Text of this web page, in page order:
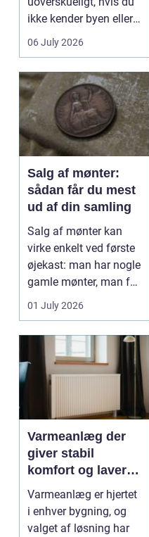
ikke kender byen eller
det lokale...
06 July 2026
Salg af mønter:
sådan får du mest
ud af din samling
Salg af mønter kan
virke enkelt ved første
øjekast: man har nogle
gamle mønter, man får
dem vurderet...
01 July 2026
Varmeanlæg der
giver stabil
komfort og lavere
energiregning
Varmeanlæg er hjertet
i enhver bygning, og
valget af løsning har